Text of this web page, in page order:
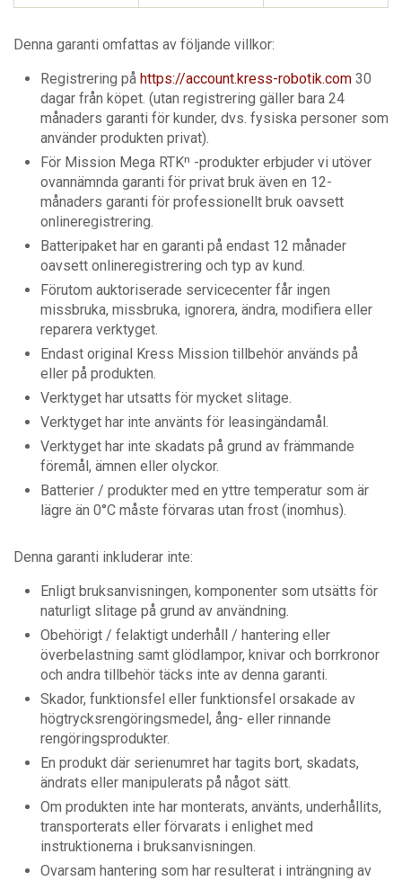
Denna garanti omfattas av följande villkor:
Registrering på https://account.kress-robotik.com 30
dagar från köpet. (utan registrering gäller bara 24
månaders garanti för kunder, dvs. fysiska personer som
använder produkten privat).
För Mission Mega RTKⁿ -produkter erbjuder vi utöver
ovannämnda garanti för privat bruk även en 12-
månaders garanti för professionellt bruk oavsett
onlineregistrering.
Batteripaket har en garanti på endast 12 månader
oavsett onlineregistrering och typ av kund.
Förutom auktoriserade servicecenter får ingen
missbruka, missbruka, ignorera, ändra, modifiera eller
reparera verktyget.
Endast original Kress Mission tillbehör används på
eller på produkten.
Verktyget har utsatts för mycket slitage.
Verktyget har inte använts för leasingändamål.
Verktyget har inte skadats på grund av främmande
föremål, ämnen eller olyckor.
Batterier / produkter med en yttre temperatur som är
lägre än 0°C måste förvaras utan frost (inomhus).
Denna garanti inkluderar inte:
Enligt bruksanvisningen, komponenter som utsätts för
naturligt slitage på grund av användning.
Obehörigt / felaktigt underhåll / hantering eller
överbelastning samt glödlampor, knivar och borrkronor
och andra tillbehör täcks inte av denna garanti.
Skador, funktionsfel eller funktionsfel orsakade av
högtrycksrengöringsmedel, ång- eller rinnande
rengöringsprodukter.
En produkt där serienumret har tagits bort, skadats,
ändrats eller manipulerats på något sätt.
Om produkten inte har monterats, använts, underhållits,
transporterats eller förvarats i enlighet med
instruktionerna i bruksanvisningen.
Ovarsam hantering som har resulterat i inträngning av